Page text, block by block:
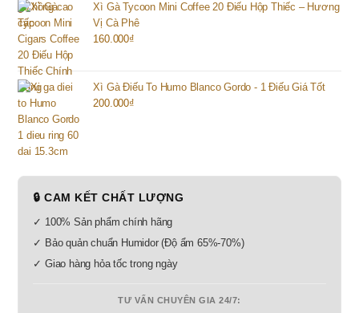
Xì Gà Tycoon Mini Coffee 20 Điếu Hộp Thiếc – Hương
Vị Cà Phê
160.000₫
Xì Gà Điếu To Humo Blanco Gordo - 1 Điếu Giá Tốt
200.000₫
🔒 CAM KẾT CHẤT LƯỢNG
✓ 100% Sản phẩm chính hãng
✓ Bảo quản chuẩn Humidor (Độ ẩm 65%-70%)
✓ Giao hàng hỏa tốc trong ngày
TƯ VẤN CHUYÊN GIA 24/7: